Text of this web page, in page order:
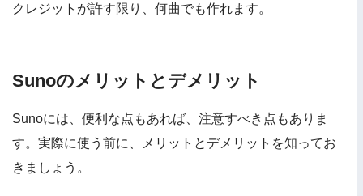
クレジットが許す限り、何曲でも作れます。
Sunoのメリットとデメリット
Sunoには、便利な点もあれば、注意すべき点もありま
す。実際に使う前に、メリットとデメリットを知ってお
きましょう。